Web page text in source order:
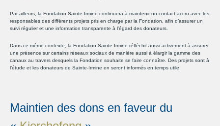
Par ailleurs, la Fondation Sainte-Irmine continuera à maintenir un contact accru avec les
responsables des différents projets pris en charge par la Fondation, afin d’assurer un
suivi régulier et une information transparente à l’égard des donateurs.
Dans ce même contexte, la Fondation Sainte-Irmine réfléchit aussi activement à assurer
une présence sur certains réseaux sociaux de manière aussi à élargir la gamme des
canaux au travers desquels la Fondation souhaite se faire connaître. Des projets sont à
l’étude et les donateurs de Sainte-Irmine en seront informés en temps utile.
Maintien des dons en faveur du